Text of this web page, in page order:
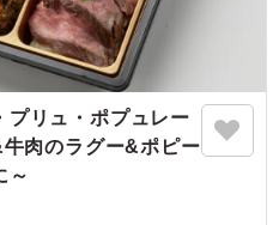
プリュ・ポプュレー
肉のラグー&ポピー
～